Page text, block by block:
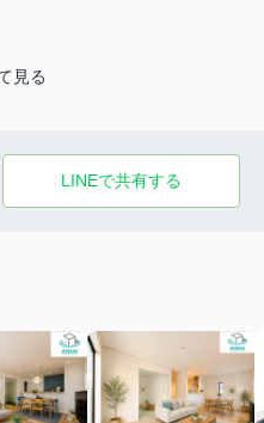
見る
LINEで共有する